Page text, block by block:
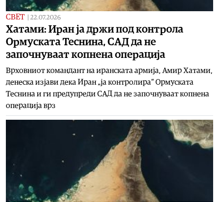
СВЕТ 22.07.2026
Хатами: Иран ја држи под контрола
Ормуската Теснина, САД да не
започнуваат копнена операција
Врховниот командант на иранската армија, Амир Хатами,
денеска изјави дека Иран „ја контролира“ Ормуската
Теснина и ги предупреди САД да не започнуваат копнена
операција врз